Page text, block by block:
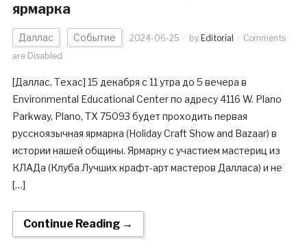
ярмарка
Даллас Событие 2024-06-25 by Editorial
Comments
are Disabled
[Даллас, Техас] 15 декабря с 11 утра до 5 вечера в
Environmental Educational Center по адресу 4116 W. Plano
Parkway, Plano, TX 75093 будет проходить первая
русскоязычная ярмарка (Holiday Craft Show and Bazaar) в
истории нашей общины. Ярмарку с участием мастериц из
КЛАДа (Клуба Лучших крафт-арт мастеров Далласа) и не
[…]
Continue Reading →